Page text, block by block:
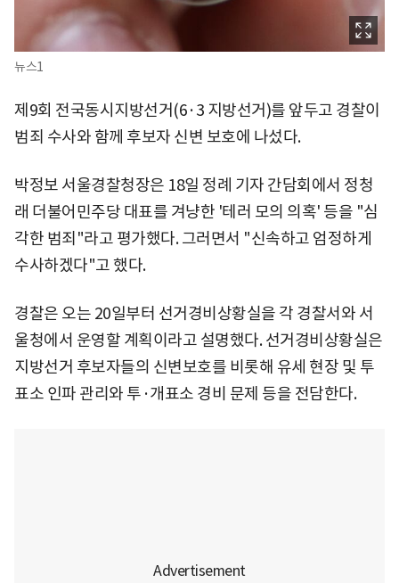
뉴스1
제9회 전국동시지방선거(6·3 지방선거)를 앞두고 경찰이
범죄 수사와 함께 후보자 신변 보호에 나섰다.
박정보 서울경찰청장은 18일 정례 기자 간담회에서 정청
래 더불어민주당 대표를 겨냥한 '테러 모의 의혹' 등을 "심
각한 범죄"라고 평가했다. 그러면서 "신속하고 엄정하게
수사하겠다"고 했다.
경찰은 오는 20일부터 선거경비상황실을 각 경찰서와 서
울청에서 운영할 계획이라고 설명했다. 선거경비상황실은
지방선거 후보자들의 신변보호를 비롯해 유세 현장 및 투
표소 인파 관리와 투·개표소 경비 문제 등을 전담한다.